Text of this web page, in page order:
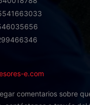
e.com
comentarios sobre